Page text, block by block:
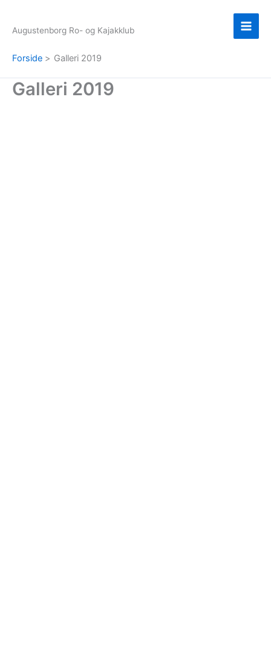
indholdet
Augustenborg Ro- og Kajakklub
Forside Galleri 2019
Galleri 2019